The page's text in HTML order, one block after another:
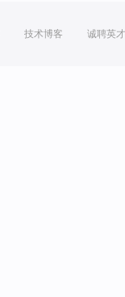
技术博客 诚聘英才